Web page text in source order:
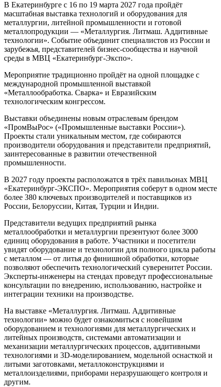
В Екатеринбурге с 16 по 19 марта 2027 года пройдёт
масштабная выставка технологий и оборудования для
металлургии, литейной промышленности и готовой
металлопродукции — «Металлургия. Литмаш. Аддитивные
технологии». Событие объединит специалистов из России и
зарубежья, представителей бизнес-сообщества и научной
среды в МВЦ «Екатеринбург-Экспо».
Мероприятие традиционно пройдёт на одной площадке с
международной промышленной выставкой
«Металлообработка. Сварка» и Евразийским
технологическим конгрессом.
Выставки объединены новым отраслевым брендом
«ПромВыРос» («Промышленные выставки России»).
Проекты стали уникальным местом, где собираются
производители оборудования и представители предприятий,
заинтересованные в развитии отечественной
промышленности.
В 2027 году проекты расположатся в трёх павильонах МВЦ
«Екатеринбург-ЭКСПО». Мероприятия соберут в одном месте
более 380 ключевых производителей и поставщиков из
России, Белоруссии, Китая, Турции и Индии.
Представители ведущих предприятий рынка
металлообработки и металлургии презентуют более 3000
единиц оборудования в работе. Участники и посетители
увидят оборудование и технологии для полного цикла работы
с металлом — от литья до финишной обработки, которые
позволяют обеспечить технологический суверенитет России.
Эксперты-инженеры на стендах проведут профессиональные
консультации по внедрению, использованию, настройке и
интеграции техники на производстве.
На выставке «Металлургия. Литмаш. Аддитивные
технологии» можно будет ознакомиться с новейшим
оборудованием и технологиями для металлургических и
литейных производств, системами автоматизации и
механизации металлургических процессов, аддитивными
технологиями и 3D-моделированием, модельной оснасткой и
литыми заготовками, металлоконструкциями и
металлоизделиями, приборами неразрушающего контроля и
другим.